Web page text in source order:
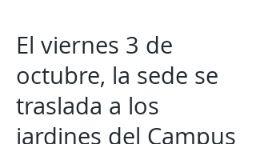
El viernes 3 de
octubre, la sede se
traslada a los
jardines del Campus